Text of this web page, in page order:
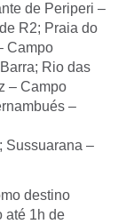
de Periperi –
R2; Praia do
Campo
Rio das
– Campo
–
Sussuarana –
destino
até 1h de